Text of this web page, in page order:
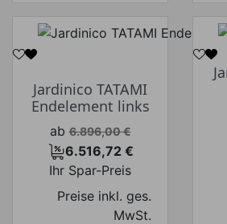
Jardinico TATAMI
Endelement links
Verkaufspreis
ab 6.896,00 €
Preis
6.516,72 €
Ihr Spar-Preis
Preise inkl. ges.
MwSt.